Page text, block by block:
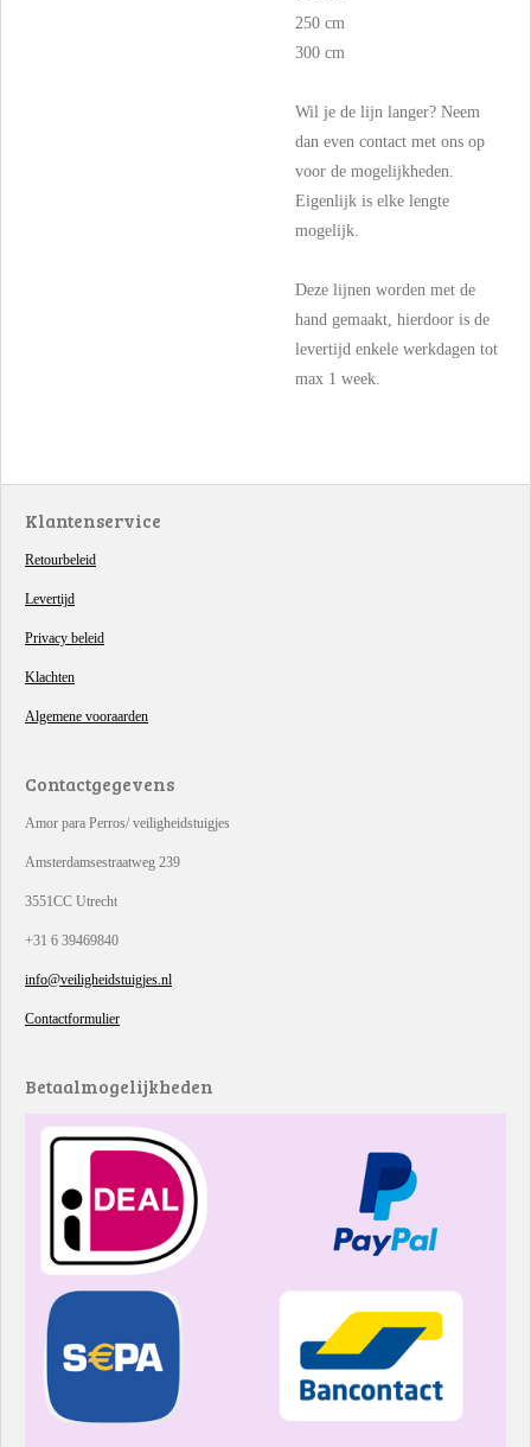
250 cm
300 cm
Wil je de lijn langer? Neem
dan even contact met ons op
voor de mogelijkheden.
Eigenlijk is elke lengte
mogelijk.
Deze lijnen worden met de
hand gemaakt, hierdoor is de
levertijd enkele werkdagen tot
max 1 week.
Klantenservice
Retourbeleid
Levertijd
Privacy beleid
Klachten
Algemene vooraarden
Contactgegevens
Amor para Perros/ veiligheidstuigjes
Amsterdamsestraatweg 239
3551CC Utrecht
+31 6 39469840
info@veiligheidstuigjes.nl
Contactformulier
Betaalmogelijkheden